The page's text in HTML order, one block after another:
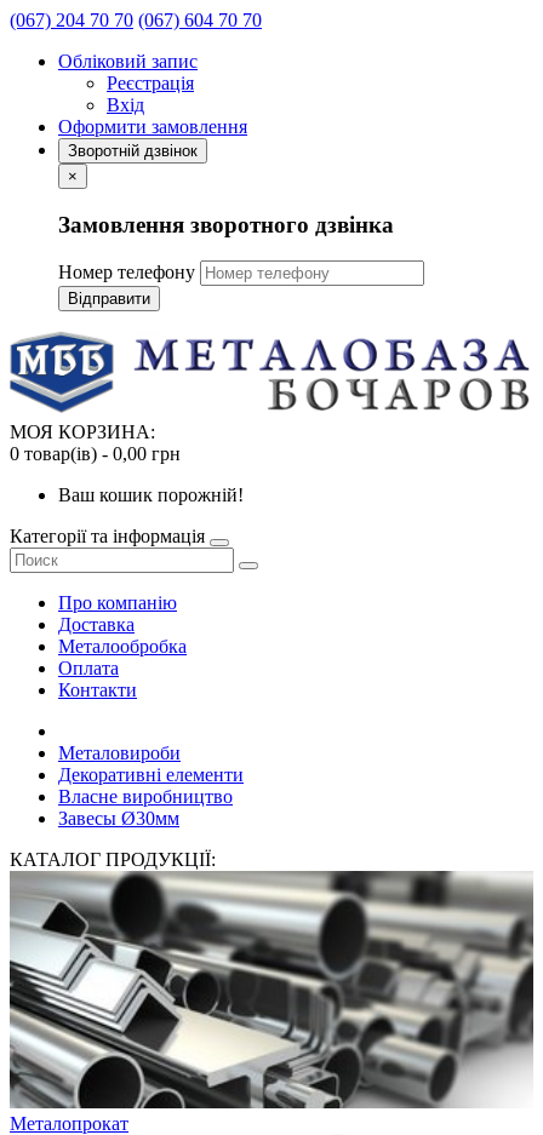
(067) 204 70 70 (067) 604 70 70
Обліковий запис
Реєстрація
Вхід
Оформити замовлення
Зворотній дзвінок
×
Замовлення зворотного дзвінка
Номер телефону
Відправити
МОЯ КОРЗИНА:
0 товар(ів) - 0,00 грн
Ваш кошик порожній!
Категорії та інформація
Про компанію
Доставка
Металообробка
Оплата
Контакти
Металовироби
Декоративні елементи
Власне виробництво
Завесы Ø30мм
КАТАЛОГ ПРОДУКЦІЇ:
Металопрокат